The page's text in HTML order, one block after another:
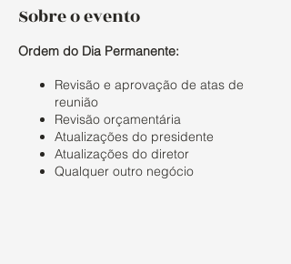
Sobre o evento
Ordem do Dia Permanente:
Revisão e aprovação de atas de
reunião
Revisão orçamentária
Atualizações do presidente
Atualizações do diretor
Qualquer outro negócio